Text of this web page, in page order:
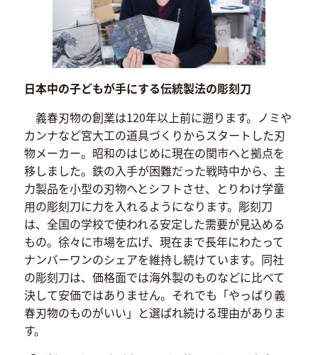
日本中の子どもが手にする伝統製法の彫刻刀
義春刃物の創業は120年以上前に遡ります。ノミや
カンナなど宮大工の道具づくりからスタートした刃
物メーカー。昭和のはじめに現在の関市へと拠点を
移しました。鉄の入手が困難だった戦時中から、主
力製品を小型の刃物へとシフトさせ、とりわけ学童
用の彫刻刀に力を入れるようになります。彫刻刀
は、全国の学校で使われる安定した需要が見込める
もの。徐々に市場を広げ、現在まで長年にわたって
ナンバーワンのシェアを維持し続けています。同社
の彫刻刀は、価格面では海外製のものなどに比べて
決して安価ではありません。それでも「やっぱり義
春刃物のものがいい」と選ばれ続ける理由がありま
す。